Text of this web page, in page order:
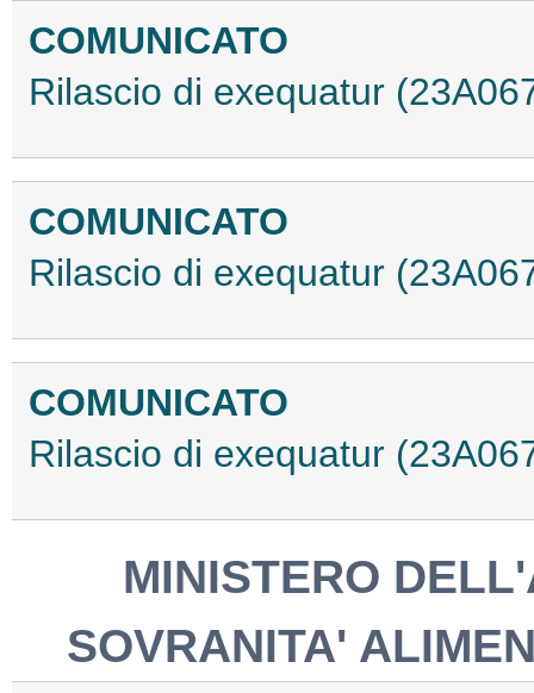
COMUNICATO
Rilascio di exequatur
COMUNICATO
Rilascio di exequatur
COMUNICATO
Rilascio di exequatur
MINISTERO
SOVRANITA'